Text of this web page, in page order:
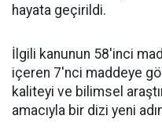
hayata geçirildi.
​İlgili kanunun 58'inci
içeren 7'nci maddeye
kaliteyi ve bilimsel
amacıyla bir dizi yeni